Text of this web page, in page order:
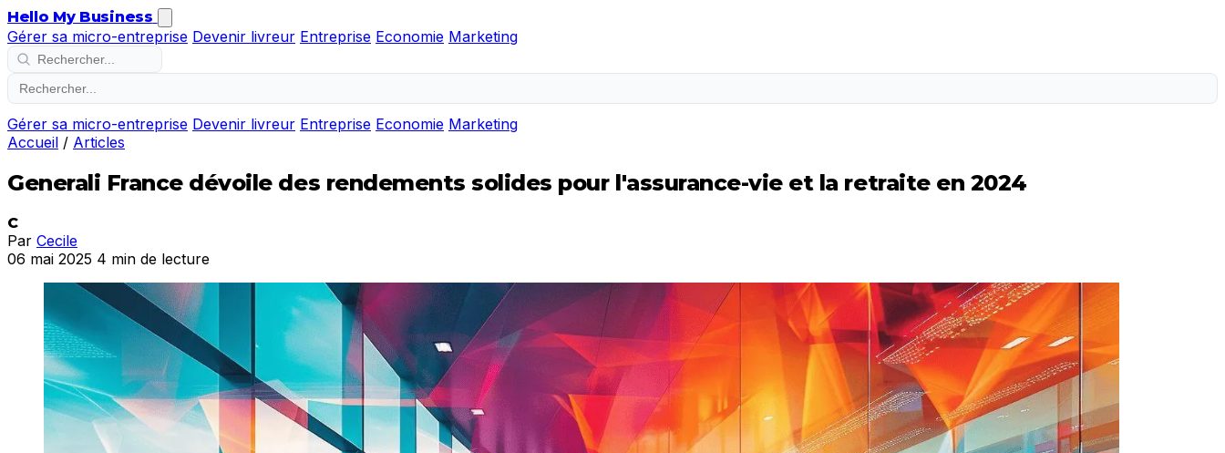
Hello My Business
Gérer sa micro-entreprise Devenir livreur Entreprise Economie Marketing
Gérer sa micro-entreprise Devenir livreur Entreprise Economie Marketing
Accueil / Articles
Generali France dévoile des rendements solides pour l'assurance-vie et la retraite en 2024
C
Par Cecile
06 mai 2025 4 min de lecture